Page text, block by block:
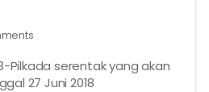
Pilkada serentak yang akan
27 Juni 2018